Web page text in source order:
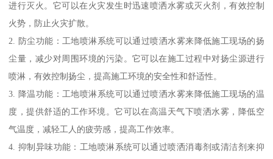
进行灭火。它可以在火灾发生时迅速喷洒水雾或灭火剂，有效控制
火势，防止火灾扩散。
2. 防尘功能：工地喷淋系统可以通过喷洒水雾来降低施工现场的扬
尘量，减少对周围环境的污染。它可以在施工过程中对扬尘源进行
喷淋，有效控制扬尘，提高施工环境的安全性和舒适性。
3. 降温功能：工地喷淋系统可以通过喷洒水雾来降低施工现场的温
度，提供舒适的工作环境。它可以在高温天气下喷洒水雾，降低空
气温度，减轻工人的疲劳感，提高工作效率。
4. 抑制异味功能：工地喷淋系统可以通过喷洒消毒剂或清洁剂来抑